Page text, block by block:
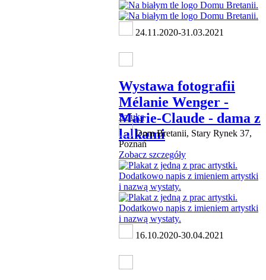
24.11.2020-31.03.2021
Wystawa fotografii
Mélanie Wenger -
Marie-Claude - dama z
lalkami
Sztuka
Dom Bretanii, Stary Rynek 37,
Poznań
Zobacz szczegóły
16.10.2020-30.04.2021